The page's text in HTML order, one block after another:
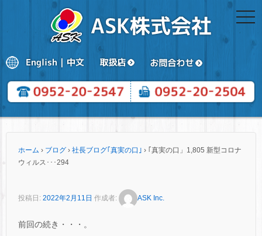
ホーム › ブログ › 社長ブログ｢真実の口｣ › ｢真実の口」1,805 新型コロナ
ウィルス･･･294
投稿日: 2022年2月11日 作成者: ASK Inc.
前回の続き・・・。